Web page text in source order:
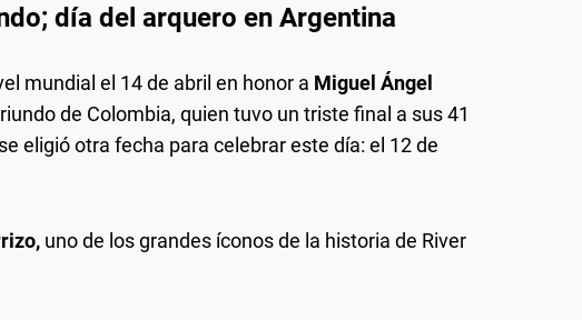
día del arquero en Argentina
mundial el 14 de abril en honor a Miguel Ángel
de Colombia, quien tuvo un triste final a sus 41
eligió otra fecha para celebrar este día: el 12 de
uno de los grandes íconos de la historia de River